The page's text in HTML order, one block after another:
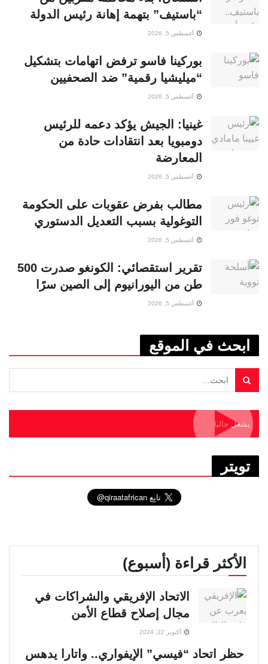
“باستيف” بتهمة إهانة رئيس الدولة
أغسطس 5, 2026
بوركينا فاسو ترفض اتهامات بتشكيل
“ميليشيا رقمية” ضد الصحفيين
أغسطس 5, 2026
غينيا: الجيش يؤكد دعمه للرئيس
دومبويا بعد انتقادات حادة من
المعارضة
أغسطس 5, 2026
مطالب بفرض عقوبات على الحكومة
التوغولية بسبب التعديل الدستوري
أغسطس 5, 2026
تقرير استقصائي: الكونغو صدرت 500
طن من اليورانيوم إلى الصين سرًا
أغسطس 5, 2026
ابحث في الموقع
يشغل حاليا
تويتر
الأكثر قراءة (أسبوع)
الاتحاد الإفريقي والشراكات في
مجال إصلاح قطاع الأمن
أكتوبر 22, 2024
حظر اتحاد “فيسي” الإيفواري.. واتارا يدهس